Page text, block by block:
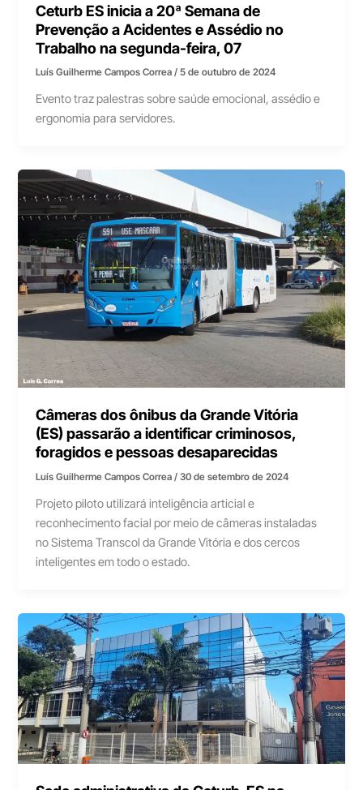
Ceturb ES inicia a 20ª Semana de
Prevenção a Acidentes e Assédio no
Trabalho na segunda-feira, 07
Luís Guilherme Campos Correa/5 de outubro de 2024
Evento traz palestras sobre saúde emocional, assédio e
ergonomia para servidores.
Câmeras dos ônibus da Grande Vitória
(ES) passarão a identificar criminosos,
foragidos e pessoas desaparecidas
Luís Guilherme Campos Correa/30 de setembro de 2024
Projeto piloto utilizará inteligência articial e
reconhecimento facial por meio de câmeras instaladas
no Sistema Transcol da Grande Vitória e dos cercos
inteligentes em todo o estado.